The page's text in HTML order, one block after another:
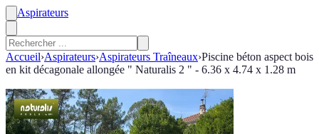
Aspirateurs
Accueil›Aspirateurs›Aspirateurs Traîneaux›Piscine béton aspect bois
en kit décagonale allongée " Naturalis 2 " - 6.36 x 4.74 x 1.28 m